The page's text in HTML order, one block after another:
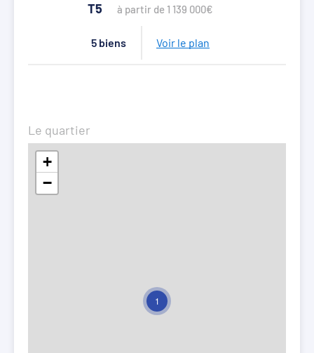
T5 à partir de 1 139 000€
5 biens Voir le plan
Le quartier
1
+
−